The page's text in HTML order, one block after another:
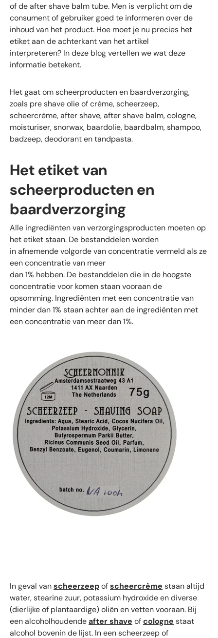
of de after shave balm tube. Men is verplicht om de
consument of gebruiker goed te informeren over de
inhoud van het product. Hoe moet je nu precies het
etiket aan de achterkant van het artikel
interpreteren? In deze blog vertellen we wat deze
informatie betekent.
Het gaat om scheerproducten en baardverzorging,
zoals pre shave olie of crème, scheerzeep,
scheercrème, after shave, after shave balm, cologne,
moisturiser, snorwax, baardolie, baardbalm, shampoo,
badzeep, deodorant en tandpasta.
Het etiket van
scheerproducten en
baardverzorging
Alle ingrediënten van verzorgingsproducten moeten op
het etiket staan. De bestanddelen worden
in afnemende volgorde van concentratie vermeld als ze
een concentratie van meer
dan 1% hebben. De bestanddelen die in de hoogste
concentratie voor komen staan vooraan de
opsomming. Ingrediënten met een concentratie van
minder dan 1% staan achter aan de ingrediënten met
een concentratie van meer dan 1%.
In geval vanscheerzeepofscheercrème staan altijd
water, stearine zuur, potassium hydroxide en diverse
(dierlijke of plantaardige) oliën en vetten vooraan. Bij
een alcoholhoudendeafter shave ofcologne staat
alcohol bovenin de lijst. In een scheerzeep of